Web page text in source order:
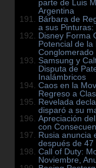
parte de Luis
Argentina
Bárbara de
a sus Pinturas:
Disney Forma
Potencial de la
Samsung y
Disputa de
Inalámbricos
Caos en la
Regreso a
Revelada
disparó a su
Apreciación
con
Rusia anuncia
después de 47
Call of Duty:
Noviembre,